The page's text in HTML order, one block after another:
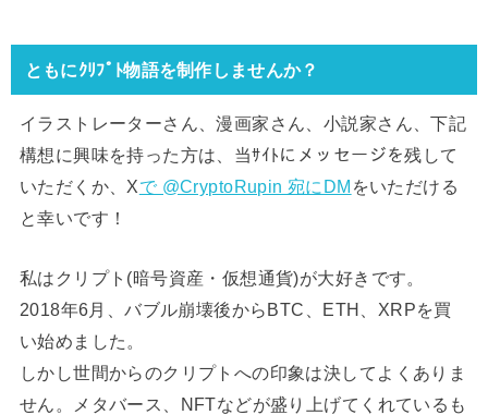
ともにｸﾘﾌﾟﾄ物語を制作しませんか？
イラストレーターさん、漫画家さん、小説家さん、下記
構想に興味を持った方は、当ｻｲﾄにメッセージを残して
いただくか、Xで @CryptoRupin 宛にDM をいただける
と幸いです！
私はクリプト(暗号資産・仮想通貨)が大好きです。
2018年6月、バブル崩壊後からBTC、ETH、XRPを買
い始めました。
しかし世間からのクリプトへの印象は決してよくありま
せん。メタバース、NFTなどが盛り上げてくれているも